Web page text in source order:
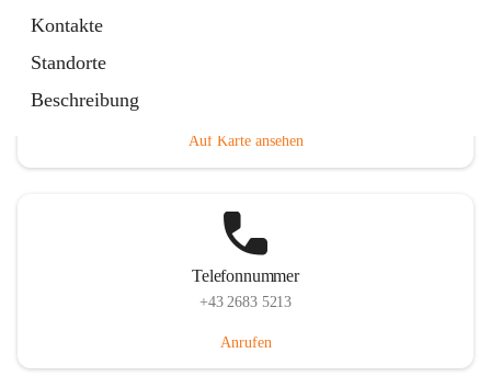
Kontakte
Standorte
Beschreibung
Auf Karte ansehen
Telefonnummer
+43 2683 5213
Anrufen